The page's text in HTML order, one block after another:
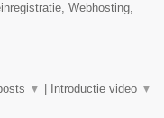
Webhosting,
▼ Introductie video ▼